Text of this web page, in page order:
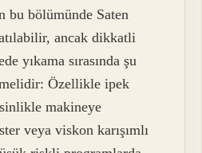
bu bölümünde Saten
ancak dikkatli
yıkama sırasında şu
Özellikle ipek
makineye
veya viskon karışımlı